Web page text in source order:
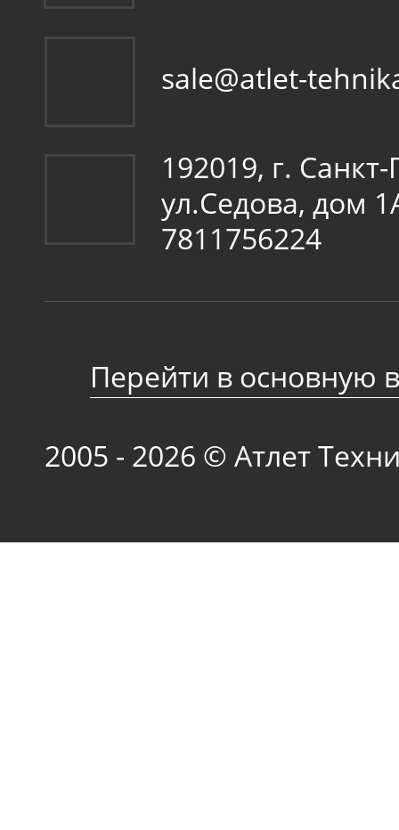
sale@atlet-
192019, г.
ул.Седова, дом
7811756224
Перейти в основную
2005 - 2026 © Атлет